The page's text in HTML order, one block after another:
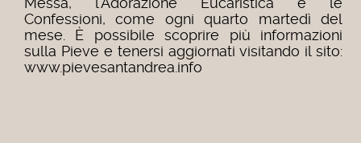
Confessioni, come ogni quarto martedì del
mese. È possibile scoprire più informazioni
sulla Pieve e tenersi aggiornati visitando il sito:
www.pievesantandrea.info